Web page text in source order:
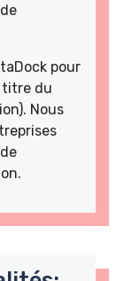
pour
titre du
Nous